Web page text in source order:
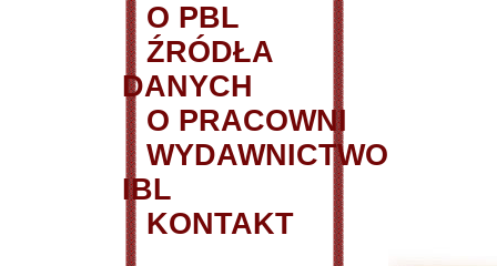
O PBL
ŹRÓDŁA
DANYCH
O PRACOWNI
WYDAWNICTWO
IBL
KONTAKT